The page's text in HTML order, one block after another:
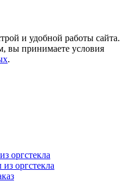
и удобной работы сайта.
вы принимаете условия
.
оргстекла
оргстекла